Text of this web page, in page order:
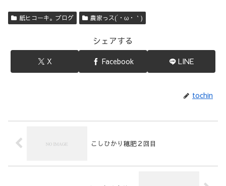
紙ヒコーキ。ブログ 農家っス(´・ω・｀)
シェアする
X Facebook LINE
tochin
こしひかり穂肥２回目